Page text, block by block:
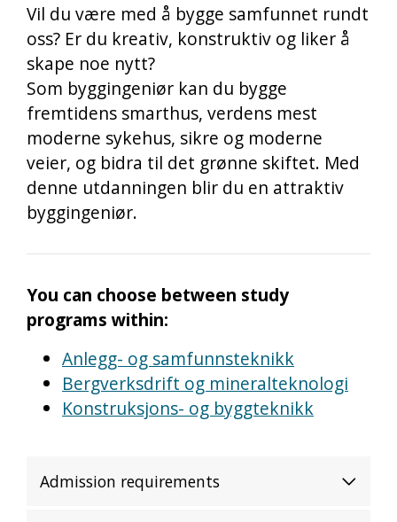
Vil du være med å bygge samfunnet rundt
oss? Er du kreativ, konstruktiv og liker å
skape noe nytt?
Som byggingeniør kan du bygge
fremtidens smarthus, verdens mest
moderne sykehus, sikre og moderne
veier, og bidra til det grønne skiftet. Med
denne utdanningen blir du en attraktiv
byggingeniør.
You can choose between study
programs within:
Anlegg- og samfunnsteknikk
Bergverksdrift og mineralteknologi
Konstruksjons- og byggteknikk
Admission requirements